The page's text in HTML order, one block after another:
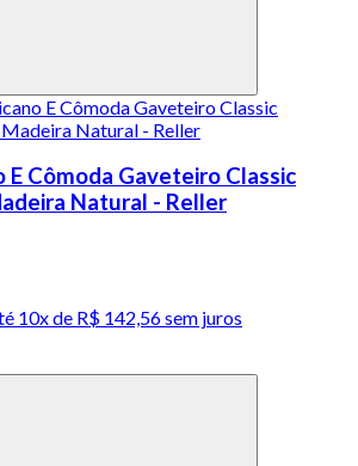
E Cômoda Gaveteiro Classic
Natural - Reller
10x de R$ 142,56 sem juros